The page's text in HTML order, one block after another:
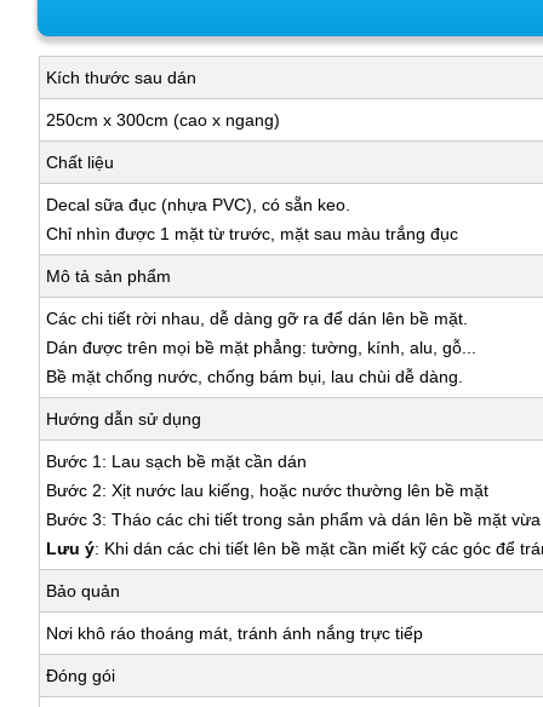
Kích thước sau dán
250cm x 300cm (cao x ngang)
Chất liệu
Decal sữa đục (nhựa PVC), có sẵn keo.
Chỉ nhìn được 1 mặt từ trước, mặt sau màu trắng đục
Mô tả sản phẩm
Các chi tiết rời nhau, dễ dàng gỡ ra để dán lên bề mặt.
Dán được trên mọi bề mặt phẳng: tường, kính, alu, gỗ...
Bề mặt chống nước, chống bám bụi, lau chùi dễ dàng.
Hướng dẫn sử dụng
Bước 1: Lau sạch bề mặt cần dán
Bước 2: Xịt nước lau kiếng, hoặc nước thường lên bề mặt
Bước 3: Tháo các chi tiết trong sản phẩm và dán lên bề mặt
Lưu ý: Khi dán các chi tiết lên bề mặt cần miết kỹ các góc để
Bảo quản
Nơi khô ráo thoáng mát, tránh ánh nắng trực tiếp
Đóng gói